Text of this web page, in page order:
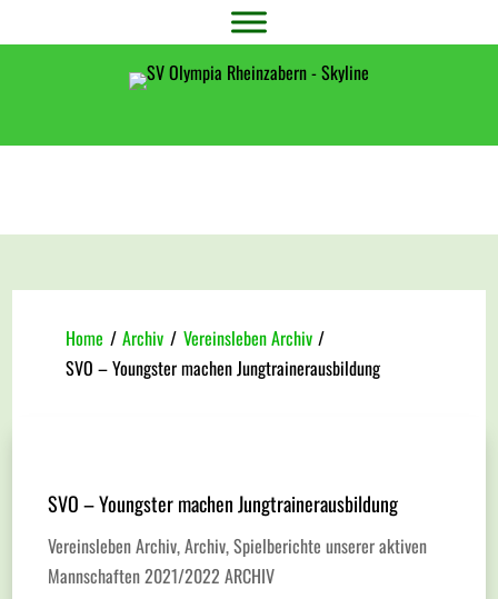
Home / Archiv / Vereinsleben Archiv /
SVO – Youngster machen Jungtrainerausbildung
SVO – Youngster machen Jungtrainerausbildung
Vereinsleben Archiv,Archiv,Spielberichte unserer aktiven
Mannschaften 2021/2022 ARCHIV